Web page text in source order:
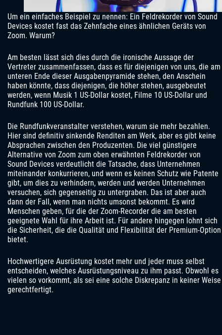
Um ein einfaches Beispiel zu nennen: Ein Feldrekorder von Sound
Devices kostet fast das Zehnfache eines ähnlichen Geräts von
Zoom. Warum?
Am besten lässt sich dies durch die ironische Aussage der
Vertreter zusammenfassen, dass es für diejenigen von uns, die am
unteren Ende dieser Ausgabenpyramide stehen, den Anschein
haben könnte, dass diejenigen, die höher stehen, ausgebeutet
werden, wenn Musik 1 US-Dollar kostet, Filme 10 US-Dollar und
Rundfunk 100 US-Dollar.
Die Rundfunkveranstalter verstehen, warum sie mehr bezahlen.
Hier sind definitiv sinkende Renditen am Werk, aber es gibt keine
Absprachen zwischen den Produzenten. Die viel günstigere
Alternative von Zoom zum oben erwähnten Feldrekorder von
Sound Devices verdeutlicht die Tatsache, dass Unternehmen
miteinander konkurrieren, und wenn es keinen Schutz wie Patente
gibt, um dies zu verhindern, werden und werden Unternehmen
versuchen, sich gegenseitig zu untergraben. Das ist aber auch
dann der Fall, wenn man nichts umsonst bekommt. Es wird
Menschen geben, für die der Zoom-Recorder die am besten
geeignete Wahl für ihre Arbeit ist. Für andere hingegen lohnt sich
die Sicherheit, die die Qualität und Flexibilität der Premium-Option
bietet.
Hochwertigere Ausrüstung kostet mehr und jeder muss selbst
entscheiden, welches Ausrüstungsniveau zu ihm passt. Obwohl es
vielen so vorkommt, als sei eine solche Diskrepanz in keiner Weise
gerechtfertigt.